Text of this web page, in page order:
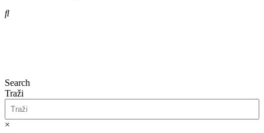
Search
Traži
×